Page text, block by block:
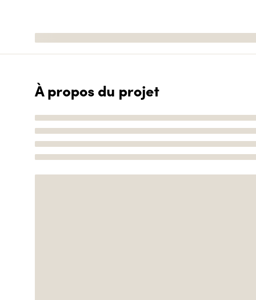
À propos du projet